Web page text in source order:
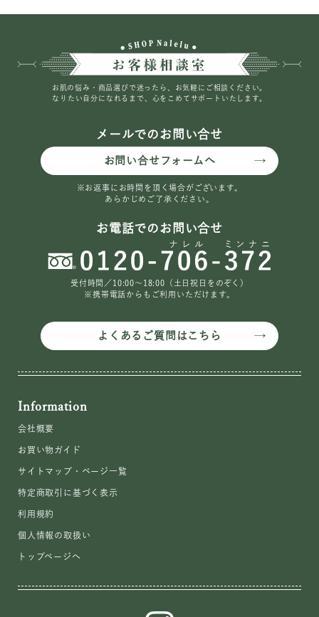
お肌の悩み・商品選びで迷ったら、お気軽にご相談ください。
なりたい自分になれるまで、心をこめてサポートいたします。
メールでのお問い合せ
お問い合せフォームへ
※お返事にお時間を頂く場合がございます。
あらかじめご了承ください。
お電話でのお問い合せ
受付時間／10:00〜18:00（土日祝日をのぞく）
※携帯電話からもご利用いただけます。
よくあるご質問はこちら
Information
会社概要
お買い物ガイド
サイトマップ・ページ一覧
特定商取引に基づく表示
利用規約
個人情報の取扱い
トップページへ